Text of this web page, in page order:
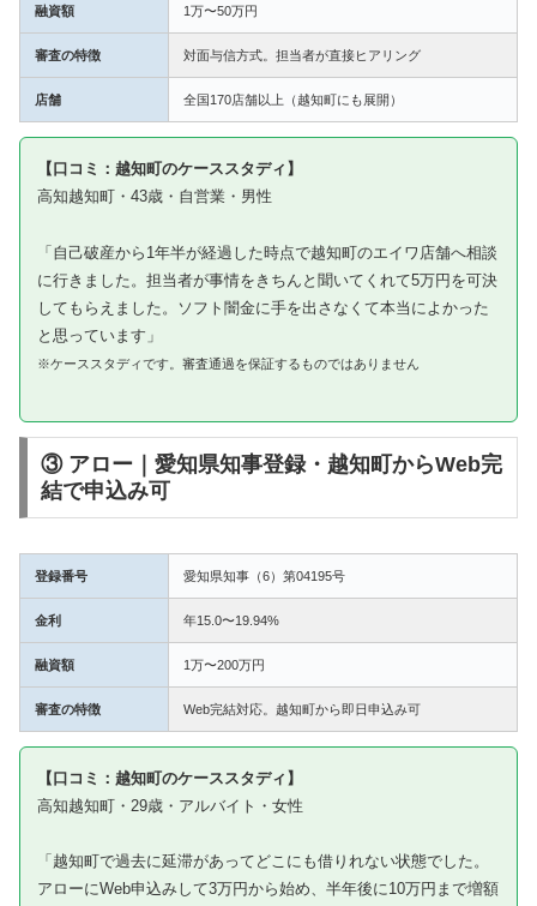
融資額 1万〜50万円
審査の特徴 対面与信方式。担当者が直接ヒアリング
店舗 全国170店舗以上（越知町にも展開）
【口コミ：越知町のケーススタディ】
高知越知町・43歳・自営業・男性
「自己破産から1年半が経過した時点で越知町のエイワ店舗へ相談
に行きました。担当者が事情をきちんと聞いてくれて5万円を可決
してもらえました。ソフト闇金に手を出さなくて本当によかった
と思っています」
※ケーススタディです。審査通過を保証するものではありません
③ アロー｜愛知県知事登録・越知町からWeb完
結で申込み可
登録番号 愛知県知事（6）第04195号
金利 年15.0〜19.94%
融資額 1万〜200万円
審査の特徴 Web完結対応。越知町から即日申込み可
【口コミ：越知町のケーススタディ】
高知越知町・29歳・アルバイト・女性
「越知町で過去に延滞があってどこにも借りれない状態でした。
アローにWeb申込みして3万円から始め、半年後に10万円まで増額